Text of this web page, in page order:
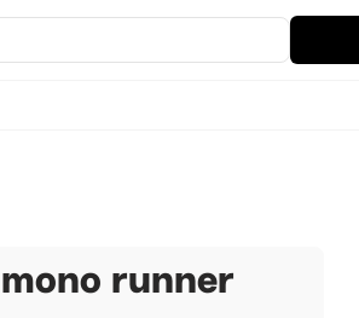
runner